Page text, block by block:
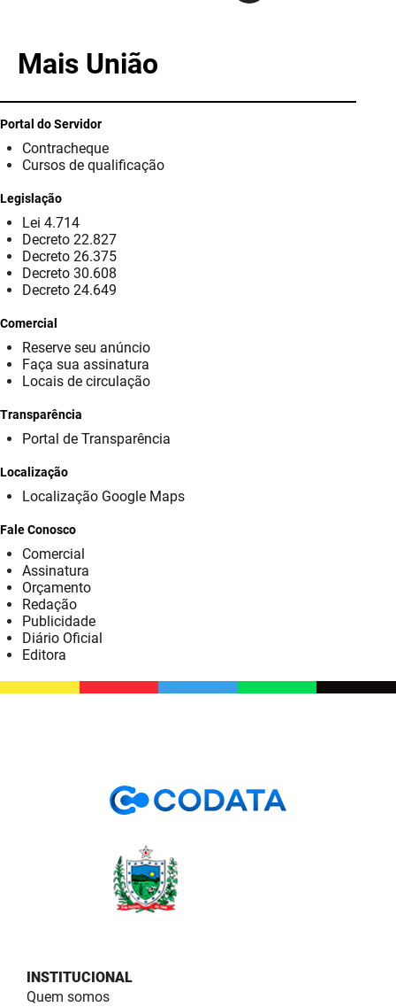
Mais União
Portal do Servidor
Contracheque
Cursos de qualificação
Legislação
Lei 4.714
Decreto 22.827
Decreto 26.375
Decreto 30.608
Decreto 24.649
Comercial
Reserve seu anúncio
Faça sua assinatura
Locais de circulação
Transparência
Portal de Transparência
Localização
Localização Google Maps
Fale Conosco
Comercial
Assinatura
Orçamento
Redação
Publicidade
Diário Oficial
Editora
INSTITUCIONAL
Quem somos